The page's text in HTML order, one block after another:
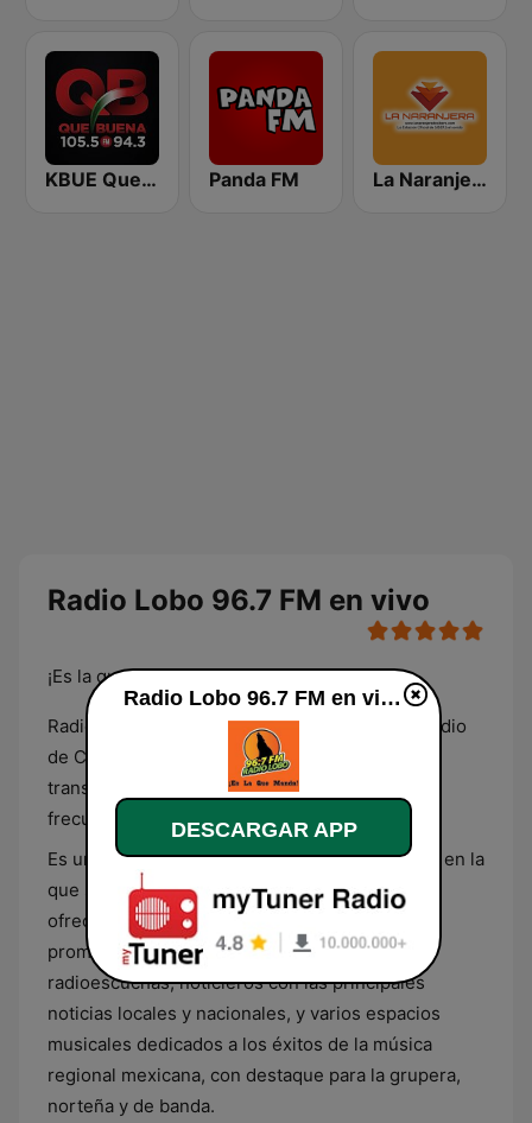
KBUE Que Buena 105.5 / 94.3 FM (US Only) Panda FM La Naranjera de Sibers
Radio Lobo 96.7 FM en vivo
¡Es la que manda!
Radio Lobo Celaya (XHY) es una estación de radio
de Corporación Bajío Comunicaciones que
transmite en Celaya, Guanajuato, en la
frecuencia 96.7 FM.
Es una emisora grupera con una programación en la
que se incluyen espacios de entretenimiento
ofrecidos por su animado equipo de locutores,
promociones en las que regala premios a los
radioescuchas, noticieros con las principales
noticias locales y nacionales, y varios espacios
musicales dedicados a los éxitos de la música
regional mexicana, con destaque para la grupera,
norteña y de banda.
Radio Lobo 96.7 FM en vivo
DESCARGAR APP